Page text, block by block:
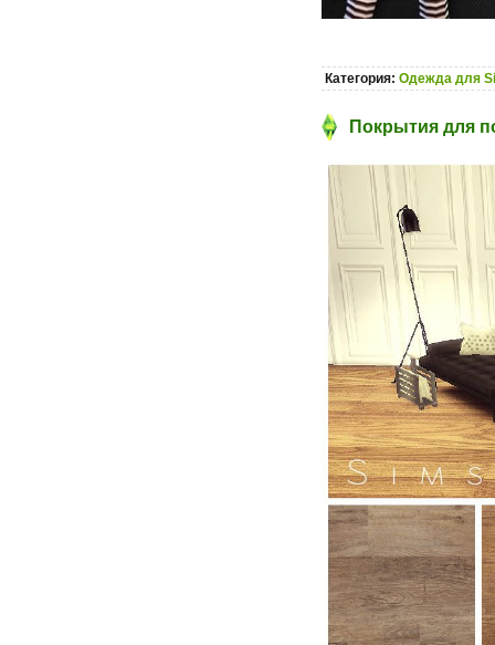
Категория: Одежда для
Покрытия для